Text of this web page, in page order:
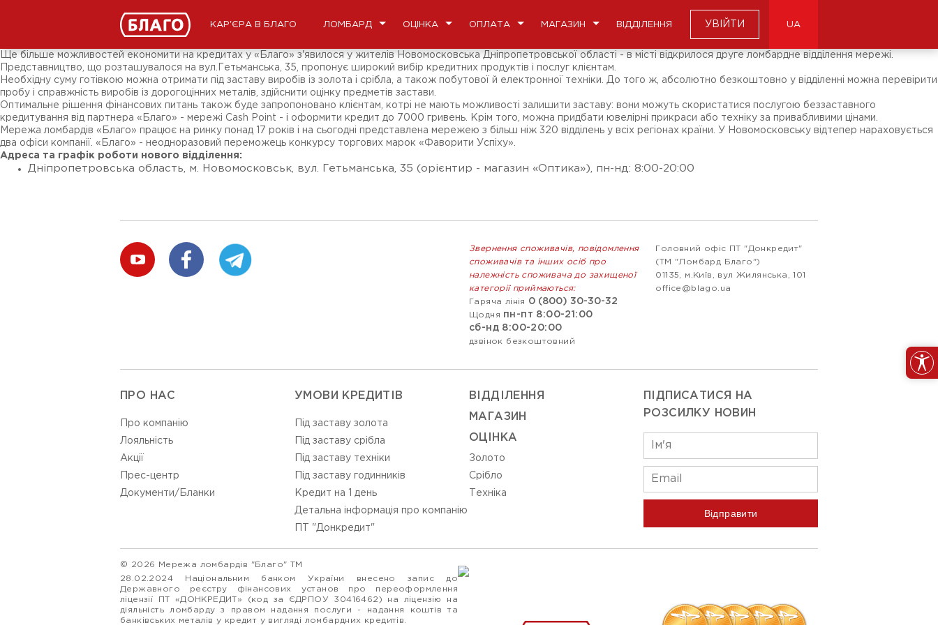
КАР'ЄРА В БЛАГО ЛОМБАРД ОЦІНКА ОПЛАТА МАГАЗИН ВІДДІЛЕННЯ УВІЙТИ UA
Підписники соц-мереж
Ще більше можливостей економити на кредитах у «Благо» з'явилося у жителів Новомосковська Дніпропетровської області - в місті відкрилося друге ломбардне відділення мережі.
Представництво, що розташувалося на вул.Гетьманська, 35, пропонує широкий вибір кредитних продуктів і послуг клієнтам.
Необхідну суму готівкою можна отримати під заставу виробів із золота і срібла, а також побутової й електронної техніки. До того ж, абсолютно безкоштовно у відділенні можна перевірити
пробу і справжність виробів із дорогоцінних металів, здійснити оцінку предметів застави.
Оптимальне рішення фінансових питань також буде запропоновано клієнтам, котрі не мають можливості залишити заставу: вони можуть скористатися послугою беззаставного
кредитування від партнера «Благо» - мережі Сash Point - і оформити кредит до 7000 гривень. Крім того, можна придбати ювелірні прикраси або техніку за привабливими цінами.
Мережа ломбардів «Благо» працює на ринку понад 17 років і на сьогодні представлена мережею з більш ніж 320 відділень у всіх регіонах країни. У Новомосковську відтепер нараховується
два офіси компанії. «Благо» - неодноразовий переможець конкурсу торгових марок «Фаворити Успіху».
Адреса та графік роботи нового відділення:
Дніпропетровська область, м. Новомосковськ, вул. Гетьманська, 35 (орієнтир - магазин «Оптика»), пн-нд: 8:00-20:00
Звернення споживачів, повідомлення
споживачів та інших осіб про
належність споживача до захищеної
категорії приймаються:
Гаряча лінія
0 (800) 30-30-32
Щодня пн-пт 8:00-21:00
сб-нд 8:00-20:00
дзвінок безкоштовний
Головний офіс ПТ "Донкредит"
(ТМ "Ломбард Благо")
01135, м.Київ, вул Жилянська, 101
office@blago.ua
ПРО НАС
Про компанію
Лояльність
Акції
Прес-центр
Документи/Бланки
УМОВИ КРЕДИТІВ
Під заставу золота
Під заставу срібла
Під заставу техніки
Під заставу годинників
Кредит на 1 день
Детальна інформація про компанію
ПТ "Донкредит"
ВIДДIЛЕННЯ
МАГАЗИН
ОЦIНКА
Золото
Срiбло
Технiка
ПІДПИСАТИСЯ НА
РОЗСИЛКУ НОВИН
Відправити
© 2026 Мережа ломбардів "Благо" ТМ
28.02.2024 Національним банком України внесено запис до
Державного реєстру фінансових установ про переоформлення
ліцензії ПТ «ДОНКРЕДИТ» (код за ЄДРПОУ 30416462) на ліцензію на
діяльність ломбарду з правом надання послуги - надання коштів та
банківських металів у кредит у вигляді ломбардних кредитів.